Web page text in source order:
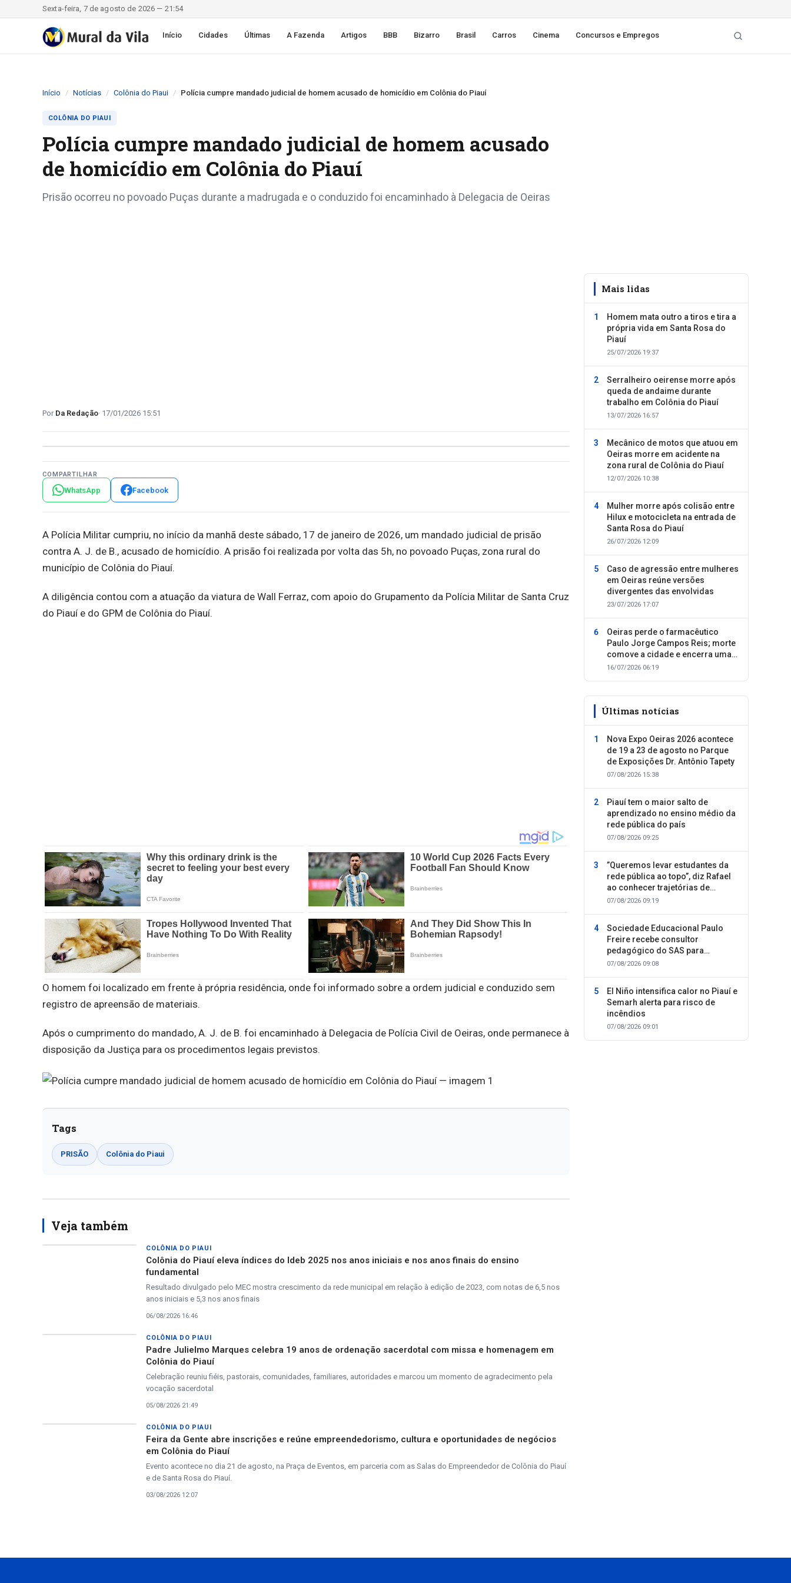
Sexta-feira, 7 de agosto de 2026 — 21:54
Início Cidades Últimas A Fazenda Artigos BBB Bizarro Brasil Carros Cinema Concursos e Empregos
Início Notícias Colônia do Piaui Polícia cumpre mandado judicial de homem acusado de homicídio em Colônia do Piauí
COLÔNIA DO PIAUI
Polícia cumpre mandado judicial de homem acusado
de homicídio em Colônia do Piauí
Prisão ocorreu no povoado Puças durante a madrugada e o conduzido foi encaminhado à Delegacia de Oeiras
Da Redação 17/01/2026 15:51
COMPARTILHAR
WhatsApp Facebook
A Polícia Militar cumpriu, no início da manhã deste sábado, 17 de janeiro de 2026, um mandado judicial de prisão
contra A. J. de B., acusado de homicídio. A prisão foi realizada por volta das 5h, no povoado Puças, zona rural do
município de Colônia do Piauí.
A diligência contou com a atuação da viatura de Wall Ferraz, com apoio do Grupamento da Polícia Militar de Santa Cruz
do Piauí e do GPM de Colônia do Piauí.
O homem foi localizado em frente à própria residência, onde foi informado sobre a ordem judicial e conduzido sem
registro de apreensão de materiais.
Após o cumprimento do mandado, A. J. de B. foi encaminhado à Delegacia de Polícia Civil de Oeiras, onde permanece à
disposição da Justiça para os procedimentos legais previstos.
Tags
PRISÃO Colônia do Piaui
Veja também
COLÔNIA DO PIAUI
Colônia do Piauí eleva índices do Ideb 2025 nos anos iniciais e nos anos finais do ensino
fundamental
Resultado divulgado pelo MEC mostra crescimento da rede municipal em relação à edição de 2023, com notas de 6,5 nos
anos iniciais e 5,3 nos anos finais
06/08/2026 16:46
COLÔNIA DO PIAUI
Padre Julielmo Marques celebra 19 anos de ordenação sacerdotal com missa e homenagem em
Colônia do Piauí
Celebração reuniu fiéis, pastorais, comunidades, familiares, autoridades e marcou um momento de agradecimento pela
vocação sacerdotal
05/08/2026 21:49
COLÔNIA DO PIAUI
Feira da Gente abre inscrições e reúne empreendedorismo, cultura e oportunidades de negócios
em Colônia do Piauí
Evento acontece no dia 21 de agosto, na Praça de Eventos, em parceria com as Salas do Empreendedor de Colônia do Piauí
e de Santa Rosa do Piauí.
03/08/2026 12:07
Mais lidas
Homem mata outro a tiros e tira a
própria vida em Santa Rosa do
Piauí
25/07/2026 19:37
Serralheiro oeirense morre após
queda de andaime durante
trabalho em Colônia do Piauí
13/07/2026 16:57
Mecânico de motos que atuou em
Oeiras morre em acidente na
zona rural de Colônia do Piauí
12/07/2026 10:38
Mulher morre após colisão entre
Hilux e motocicleta na entrada de
Santa Rosa do Piauí
26/07/2026 12:09
Caso de agressão entre mulheres
em Oeiras reúne versões
divergentes das envolvidas
23/07/2026 17:07
Oeiras perde o farmacêutico
Paulo Jorge Campos Reis; morte
comove a cidade e encerra uma
trajetória dedicada ao cuidado
16/07/2026 06:19
Últimas notícias
Nova Expo Oeiras 2026 acontece
de 19 a 23 de agosto no Parque
de Exposições Dr. Antônio Tapety
07/08/2026 15:38
Piauí tem o maior salto de
aprendizado no ensino médio da
rede pública do país
07/08/2026 09:25
”Queremos levar estudantes da
rede pública ao topo”, diz Rafael
ao conhecer trajetórias de
sucesso
07/08/2026 09:19
Sociedade Educacional Paulo
Freire recebe consultor
pedagógico do SAS para
planejamento do segundo
07/08/2026 09:08
El Niño intensifica calor no Piauí e
Semarh alerta para risco de
incêndios
07/08/2026 09:01